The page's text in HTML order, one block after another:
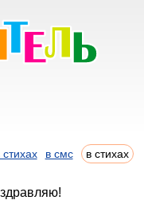
стихах в смс в стихах